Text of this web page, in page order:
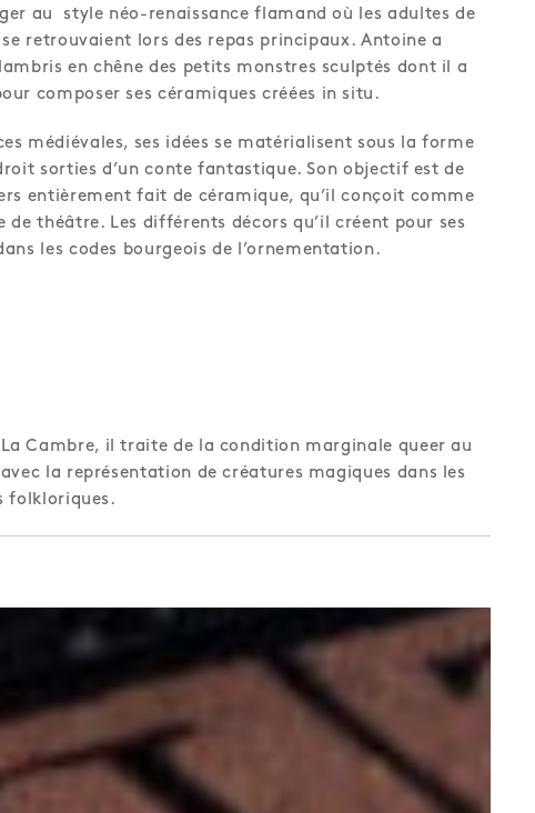
au style néo-renaissance flamand où les adultes de
retrouvaient lors des repas principaux. Antoine a
en chêne des petits monstres sculptés dont il a
composer ses céramiques créées in situ.
médiévales, ses idées se matérialisent sous la forme
sorties d’un conte fantastique. Son objectif est de
entièrement fait de céramique, qu’il conçoit comme
de théâtre. Les différents décors qu’il créent pour ses
les codes bourgeois de l’ornementation.
La Cambre, il traite de la condition marginale queer au
la représentation de créatures magiques dans les
folkloriques.